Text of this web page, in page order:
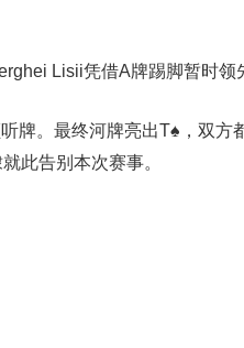
Lisii凭借A牌踢脚暂时领
牌。最终河牌亮出T♠️，双方
此告别本次赛事。